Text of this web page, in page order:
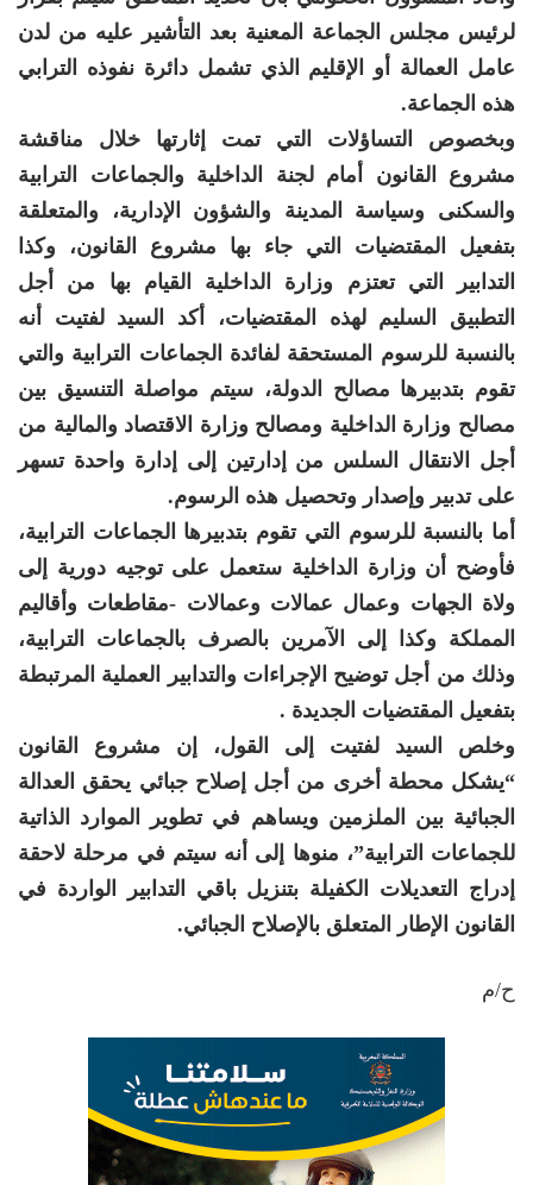
لرئيس مجلس الجماعة المعنية بعد التأشير عليه من لدن
عامل العمالة أو الإقليم الذي تشمل دائرة نفوذه الترابي
هذه الجماعة.
وبخصوص التساؤلات التي تمت إثارتها خلال مناقشة
مشروع القانون أمام لجنة الداخلية والجماعات الترابية
والسكنى وسياسة المدينة والشؤون الإدارية، والمتعلقة
بتفعيل المقتضيات التي جاء بها مشروع القانون، وكذا
التدابير التي تعتزم وزارة الداخلية القيام بها من أجل
التطبيق السليم لهذه المقتضيات، أكد السيد لفتيت أنه
بالنسبة للرسوم المستحقة لفائدة الجماعات الترابية والتي
تقوم بتدبيرها مصالح الدولة، سيتم مواصلة التنسيق بين
مصالح وزارة الداخلية ومصالح وزارة الاقتصاد والمالية من
أجل الانتقال السلس من إدارتين إلى إدارة واحدة تسهر
على تدبير وإصدار وتحصيل هذه الرسوم.
أما بالنسبة للرسوم التي تقوم بتدبيرها الجماعات الترابية،
فأوضح أن وزارة الداخلية ستعمل على توجيه دورية إلى
ولاة الجهات وعمال عمالات وعمالات -مقاطعات وأقاليم
المملكة وكذا إلى الآمرين بالصرف بالجماعات الترابية،
وذلك من أجل توضيح الإجراءات والتدابير العملية المرتبطة
بتفعيل المقتضيات الجديدة .
وخلص السيد لفتيت إلى القول، إن مشروع القانون
“يشكل محطة أخرى من أجل إصلاح جبائي يحقق العدالة
الجبائية بين الملزمين ويساهم في تطوير الموارد الذاتية
للجماعات الترابية”، منوها إلى أنه سيتم في مرحلة لاحقة
إدراج التعديلات الكفيلة بتنزيل باقي التدابير الواردة في
القانون الإطار المتعلق بالإصلاح الجبائي.
ح/م